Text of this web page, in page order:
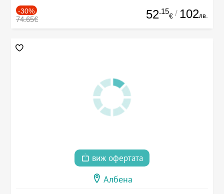
-30%
74.65€ 52.15
€ / 102лв.
виж офертата
Албена